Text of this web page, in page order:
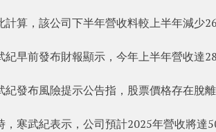
計算，該公司下半年營收料較上半年減少
紀早前發布財報顯示，今年上半年營收達
紀發布風險提示公告指，股票價格存在脫
，寒武紀表示，公司預計2025年營收將達